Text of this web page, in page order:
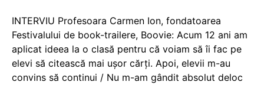
INTERVIU Profesoara Carmen Ion, fondatoarea
Festivalului de book-trailere, Boovie: Acum 12 ani am
aplicat ideea la o clasă pentru că voiam să îi fac pe
elevi să citească mai ușor cărți. Apoi, elevii m-au
convins să continui / Nu m-am gândit absolut deloc